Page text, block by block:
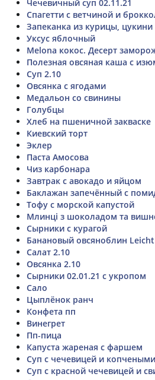
Чечевичный суп 02.11.21
Спагетти с ветчиной и
Запеканка из курицы,
Уксус яблочный
Melona кокос. Десерт
Полезная овсяная каша с
Суп 2.10
Овсянка с ягодами
Медальон со свинины
Голубцы
Хлеб на пшеничной закваске
Киевский торт
Эклер
Паста Амосова
Чиз карбонара
Завтрак с авокадо и яйцом
Баклажан запечённый с
Тофу с морской капустой
Млинці з шоколадом та
Сырники с курагой
Банановый овсяноблин Leicht
Салат 2.10
Овсянка 2.10
Сырники 02.01.21 с укропом
Сало
Цыплёнок ранч
Конфета пп
Винегрет
Пп-пица
Капуста жареная с фаршем
Суп с чечевицей и
Суп с красной чечевицей и